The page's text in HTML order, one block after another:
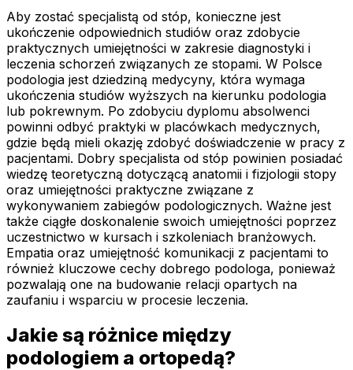
Aby zostać specjalistą od stóp, konieczne jest
ukończenie odpowiednich studiów oraz zdobycie
praktycznych umiejętności w zakresie diagnostyki i
leczenia schorzeń związanych ze stopami. W Polsce
podologia jest dziedziną medycyny, która wymaga
ukończenia studiów wyższych na kierunku podologia
lub pokrewnym. Po zdobyciu dyplomu absolwenci
powinni odbyć praktyki w placówkach medycznych,
gdzie będą mieli okazję zdobyć doświadczenie w pracy z
pacjentami. Dobry specjalista od stóp powinien posiadać
wiedzę teoretyczną dotyczącą anatomii i fizjologii stopy
oraz umiejętności praktyczne związane z
wykonywaniem zabiegów podologicznych. Ważne jest
także ciągłe doskonalenie swoich umiejętności poprzez
uczestnictwo w kursach i szkoleniach branżowych.
Empatia oraz umiejętność komunikacji z pacjentami to
również kluczowe cechy dobrego podologa, ponieważ
pozwalają one na budowanie relacji opartych na
zaufaniu i wsparciu w procesie leczenia.
Jakie są różnice między
podologiem a ortopedą?